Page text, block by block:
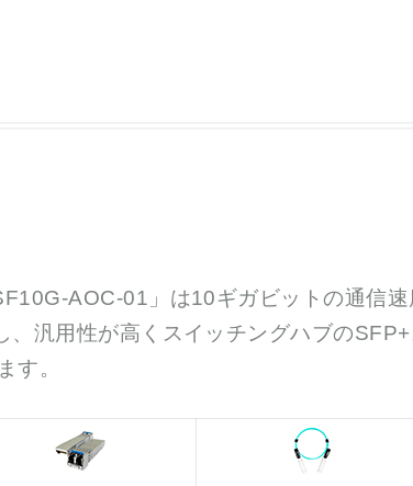
AOC-01」は10ギガビットの通信速
汎用性が高くスイッチングハブのSFP+
す。